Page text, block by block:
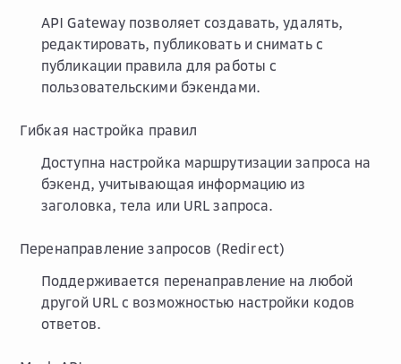
API Gateway позволяет создавать, удалять,
редактировать, публиковать и снимать с
публикации правила для работы с
пользовательскими бэкендами.
Гибкая настройка правил
Доступна настройка маршрутизации запроса на
бэкенд, учитывающая информацию из
заголовка, тела или URL запроса.
Перенаправление запросов (Redirect)
Поддерживается перенаправление на любой
другой URL с возможностью настройки кодов
ответов.